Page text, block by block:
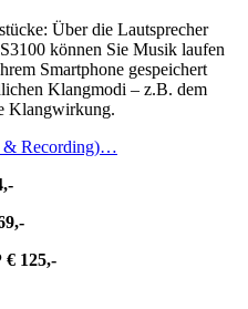
Über die Lautsprecher
können Sie Musik laufen
Smartphone gespeichert
Klangmodi – z.B. dem
Klangwirkung.
& Recording)…
€ 125,-